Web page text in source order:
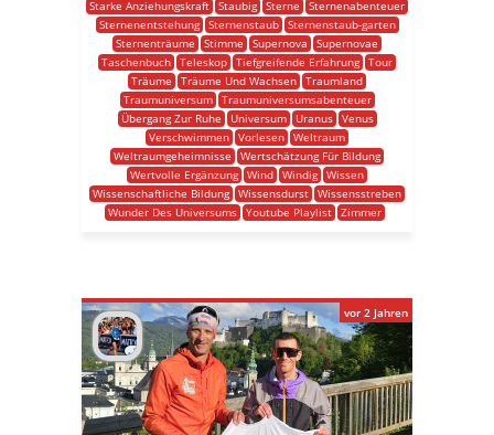
Starke Anziehungskraft Staubig Sterne
Sternenabenteuer
Sternenentstehung
Sternenstaub
Sternenstaub-garten
Sternenträume
Stimme Supernova
Supernovae
Taschenbuch Teleskop Tiefgreifende Erfahrung Tour
Träume
Träume Und Wachsen Traumland
Traumuniversum
Traumuniversumsabenteuer
Übergang Zur Ruhe
Universum Uranus
Venus
Verschwimmen Vorlesen Weltraum
Weltraumgeheimnisse
Wertschätzung Für Bildung
Wertvolle Ergänzung Wind Windig Wissen
Wissenschaftliche Bildung Wissensdurst Wissensstreben
Wunder Des Universums
Youtube Playlist Zimmer
vor 2 Jahren